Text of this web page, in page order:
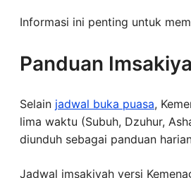
Informasi ini penting untuk
Panduan
Selain jadwal buka puasa,
lima waktu (Subuh, Dzuhur,
diunduh sebagai panduan
Jadwal imsakiyah versi